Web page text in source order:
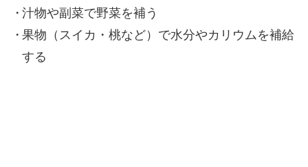
汁物や副菜で野菜を補う
果物（スイカ・桃など）で水分やカリウムを補給
する